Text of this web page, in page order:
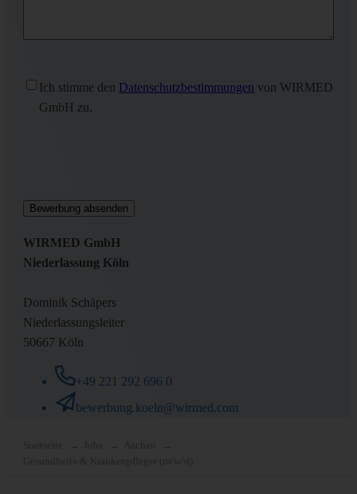
Ohne
Titel(erforderlich)
Ich stimme den Datenschutzbestimmungen von WIRMED
GmbH zu.
WIRMED GmbH
Niederlassung Köln
Dominik Schäpers
Niederlassungsleiter
50667 Köln
+49 221 292 696 0
bewerbung.koeln@wirmed.com